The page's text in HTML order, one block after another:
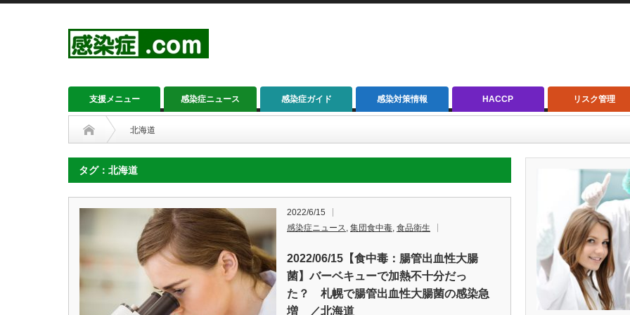
支援メニュー 感染症ニュース 感染症ガイド 感染対策情報 HACCP リスク管理
北海道
タグ：北海道
2022/6/15
感染症ニュース, 集団食中毒, 食品衛生
2022/06/15【食中毒：腸管出血性大腸
菌】バーベキューで加熱不十分だっ
た？ 札幌で腸管出血性大腸菌の感染急
増 ／北海道